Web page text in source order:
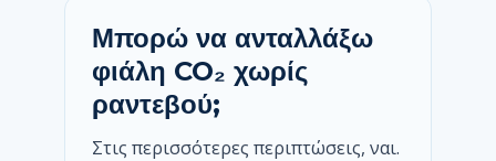
Μπορώ να ανταλλάξω
φιάλη CO₂ χωρίς
ραντεβού;
Στις περισσότερες περιπτώσεις, ναι.